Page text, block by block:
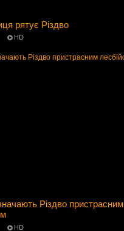
рятує Різдво
HD
Різдво пристрасним
HD